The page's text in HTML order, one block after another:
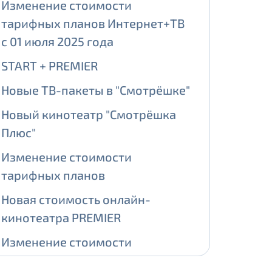
Изменение стоимости
тарифных планов Интернет+ТВ
с 01 июля 2025 года
START + PREMIER
Новые ТВ-пакеты в "Смотрёшке"
Новый кинотеатр "Смотрёшка
Плюс"
Изменение стоимости
тарифных планов
Новая стоимость онлайн-
кинотеатра PREMIER
Изменение стоимости
тарифных планов
На карте
обработки персональных
обработки персональных
выделение публичного IP
реквизитов.
услуги.
в течение трех календарных